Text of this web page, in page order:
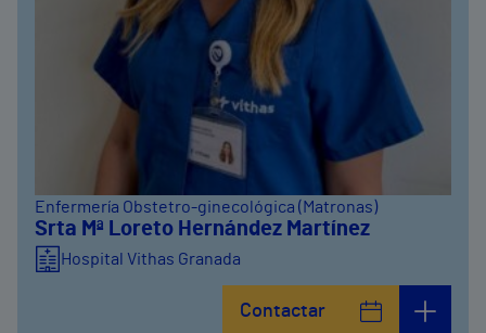
Enfermería Obstetro-ginecológica (Matronas)
Srta Mª Loreto Hernández Martínez
Hospital Vithas Granada
Contactar